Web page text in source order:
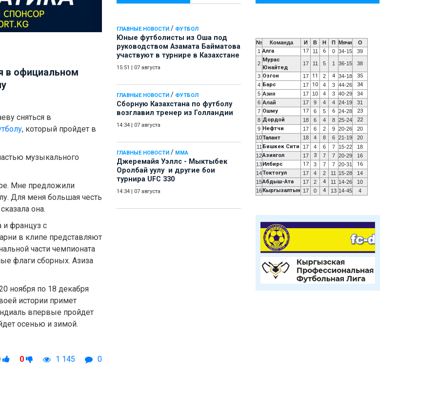
ГЛАВНЫЕ НОВОСТИ / ФУТБОЛ
Юные футболисты из Оша под
руководством Азамата Байматова
участвуют в турнире в Казахстане
15:51 07 августа
ГЛАВНЫЕ НОВОСТИ / ФУТБОЛ
Сборную Казахстана по футболу
возглавил тренер из Голландии
14:34 07 августа
ГЛАВНЫЕ НОВОСТИ / ММА
Джеремайя Уэллс - Мыктыбек
Оролбай уулу и другие бои
турнира UFC 330
14:34 07 августа
в официальном
сняться в
, который пройдет в
музыкального
Мне предложили
Для меня большая честь
она.
и француз с
в клипе представляют
части чемпионата
флаги сборных. Азиза
ноября по 18 декабря
истории примет
впервые пройдет
осенью и зимой.
0 1 145 0
№ Команда И В Н П Мячи
О
1 Алга 17 11 6 0 34-15 39
2
Мурас
Юнайтед
17 11 5 1 36-15 38
3 Озгон 17 11 2 4 34-18 35
4 Барс 17 10 4 3 44-26 34
5 Азия 17 10 4 3 40-29
34
6 Алай 17 9 4 4 24-19
31
7 Ошму 17 6 5 6 24-28 23
8 Дордой 18 6 4 8 25-24 22
9 Нефтчи 17 6 2 9 20-26
20
10Талант 18 4 8 6 21-19
20
11 Бишкек Сити 17 4 6 7 15-22
18
12Азиягол 17 3 7 7 20-29
16
13 Илбирс 17 3 7 7 20-31 16
14Токтогул 17 4 2 11 15-28
14
15Абдыш-Ата 17 2 4 11 14-26
10
16 Кыргызалтын 17 0 4 13 14-45 4